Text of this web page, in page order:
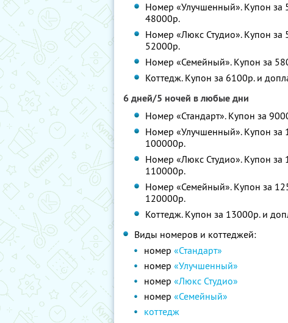
Номер «Улучшенный». Купон за
48000р.
Номер «Люкс Студио». Купон за
52000р.
Номер «Семейный». Купон за
Коттедж. Купон за 6100р. и
6 дней/5 ночей в любые дни
Номер «Стандарт». Купон за
Номер «Улучшенный». Купон за
100000р.
Номер «Люкс Студио». Купон за
110000р.
Номер «Семейный». Купон за
120000р.
Коттедж. Купон за 13000р. и
Виды номеров и коттеджей:
номер «Стандарт»
номер «Улучшенный»
номер «Люкс Студио»
номер «Семейный»
коттедж